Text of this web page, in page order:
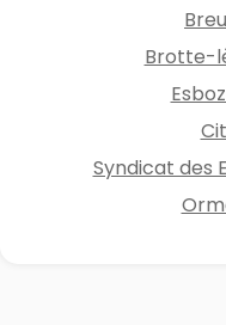
Brotte-
Syndicat des